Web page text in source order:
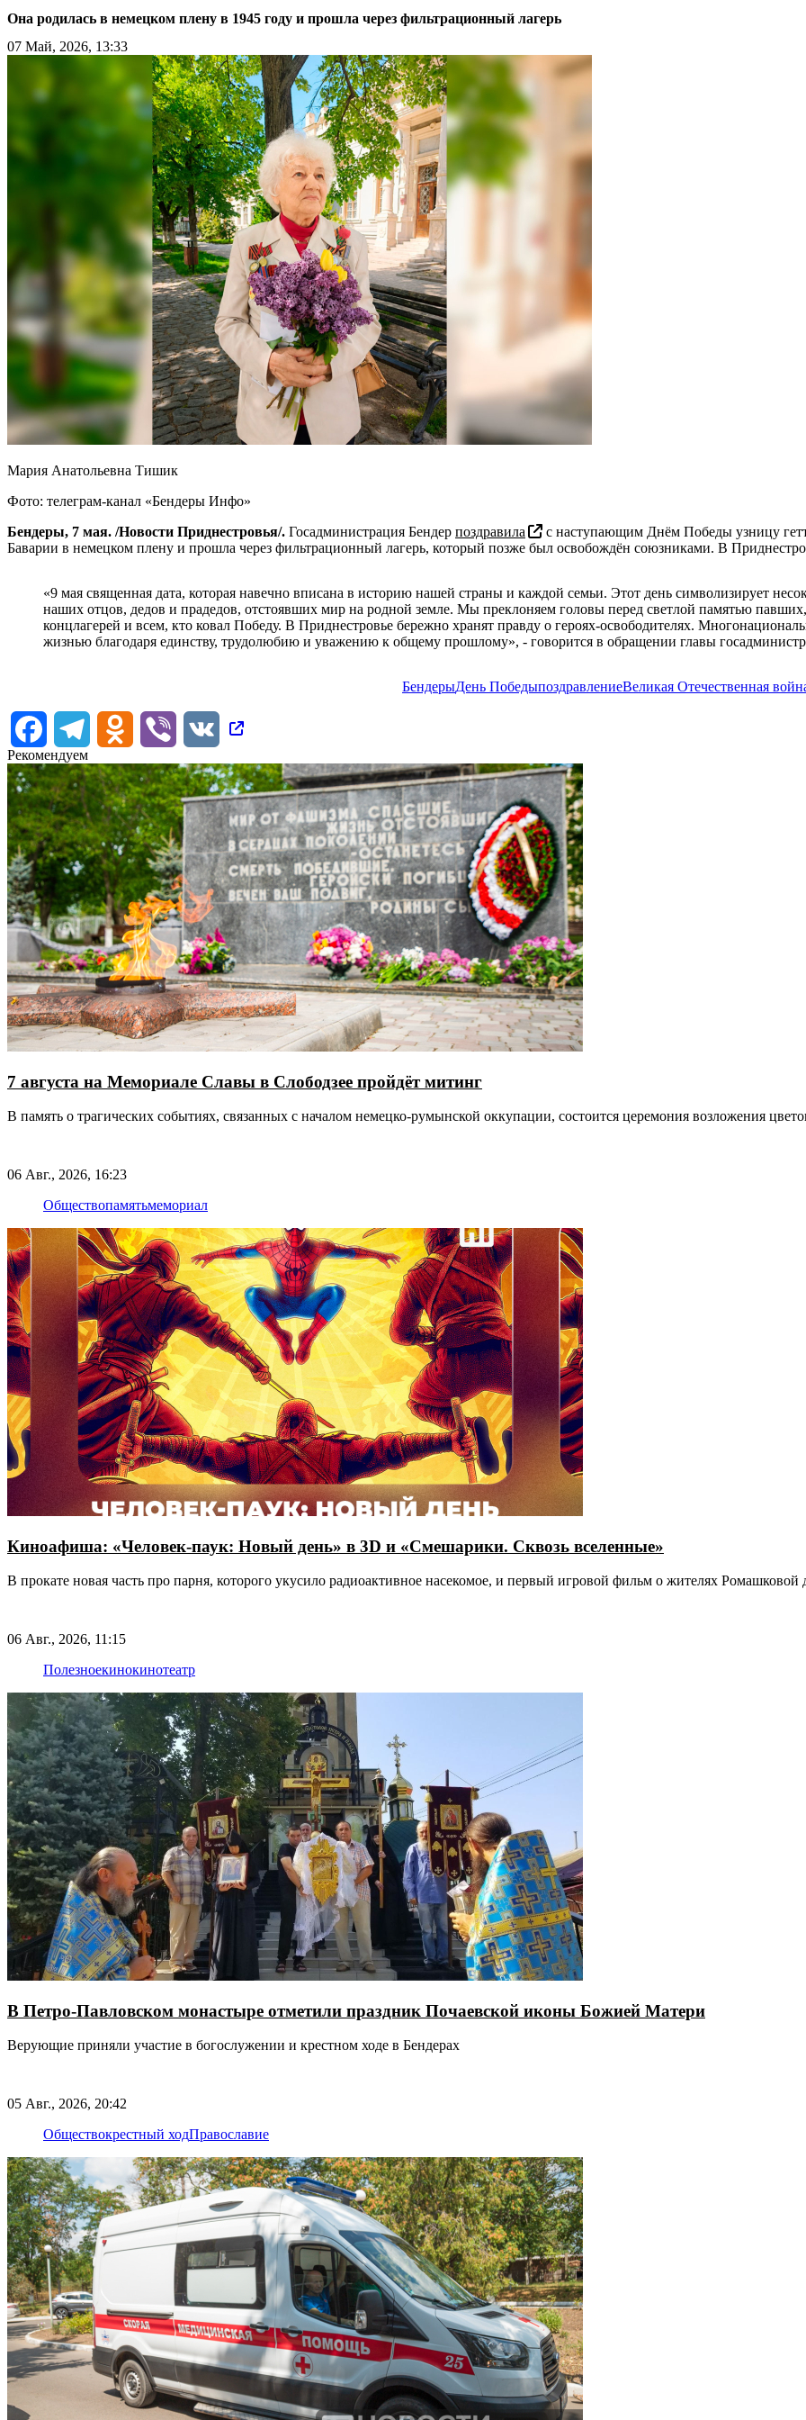
Она родилась в немецком плену в 1945 году и прошла через фильтрационный лагерь
07 Май, 2026, 13:33
Мария Анатольевна Тишик
Фото: телеграм-канал «Бендеры Инфо»
Бендеры, 7 мая. /Новости Приднестровья/. Госадминистрация Бендер поздравила
с наступающим Днём Победы узницу
Баварии в немецком плену и прошла через фильтрационный лагерь, который позже был освобождён союзниками. В
«9 мая священная дата, которая навечно вписана в историю нашей страны и каждой семьи. Этот день символизирует
наших отцов, дедов и прадедов, отстоявших мир на родной земле. Мы преклоняем головы перед светлой памятью
концлагерей и всем, кто ковал Победу. В Приднестровье бережно хранят правду о героях-освободителях.
жизнью благодаря единству, трудолюбию и уважению к общему прошлому», - говорится в обращении главы
БендерыДень ПобедыпоздравлениеВеликая Отечественная
FacebookTelegram Odnoklassniki
Viber
VK
Рекомендуем
7 августа на Мемориале Славы в Слободзее пройдёт митинг
В память о трагических событиях, связанных с началом немецко-румынской оккупации, состоится церемония возложения
06 Авг., 2026, 16:23
Обществопамятьмемориал
Киноафиша: «Человек-паук: Новый день» в 3D и «Смешарики. Сквозь вселенные»
В прокате новая часть про парня, которого укусило радиоактивное насекомое, и первый игровой фильм о жителях Ромашковой
06 Авг., 2026, 11:15
Полезноекинокинотеатр
В Петро-Павловском монастыре отметили праздник Почаевской иконы Божией Матери
Верующие приняли участие в богослужении и крестном ходе в Бендерах
05 Авг., 2026, 20:42
Обществокрестный ходПравославие